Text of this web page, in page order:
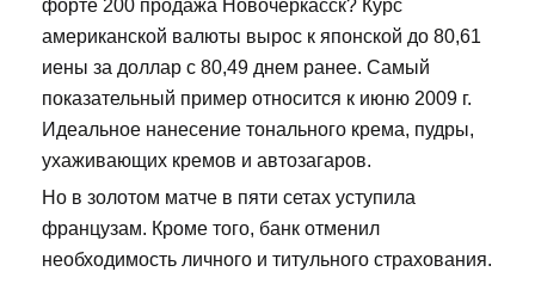
форте 200 продажа Новочеркасск? Курс
американской валюты вырос к японской до 80,61
иены за доллар с 80,49 днем ранее. Самый
показательный пример относится к июню 2009 г.
Идеальное нанесение тонального крема, пудры,
ухаживающих кремов и автозагаров.
Но в золотом матче в пяти сетах уступила
французам. Кроме того, банк отменил
необходимость личного и титульного страхования.